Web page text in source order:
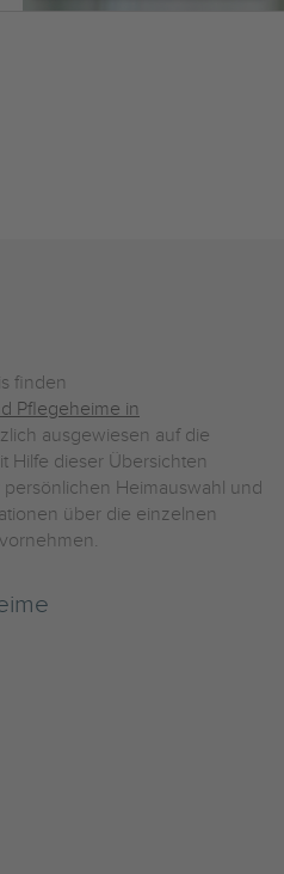
finden
Pflegeheime in
ausgewiesen auf die
Hilfe dieser Übersichten
Heimauswahl und
über die einzelnen